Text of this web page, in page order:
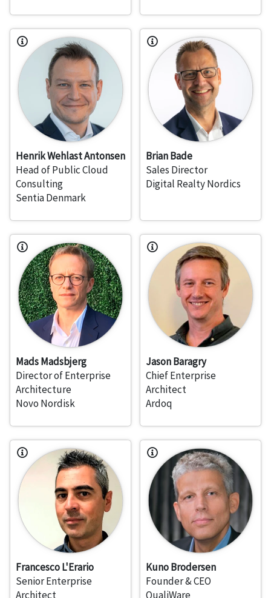
Henrik Wehlast Antonsen
Head of Public Cloud
Consulting
Sentia Denmark
Brian Bade
Sales Director
Digital Realty Nordics
Mads Madsbjerg
Director of Enterprise
Architecture
Novo Nordisk
Jason Baragry
Chief Enterprise
Architect
Ardoq
Francesco L'Erario
Senior Enterprise
Architect
Kuno Brodersen
Founder & CEO
QualiWare